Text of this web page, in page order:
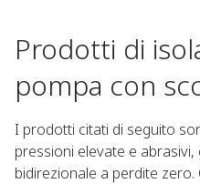
Prodotti di
pompa con
I prodotti citati di seguito
pressioni elevate e
bidirezionale a perdite